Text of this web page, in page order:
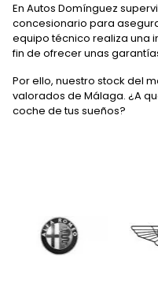
En Autos Domínguez
concesionario para
equipo técnico realiza una
fin de ofrecer unas
Por ello, nuestro stock del
valorados de Málaga. ¿A
coche de tus sueños?